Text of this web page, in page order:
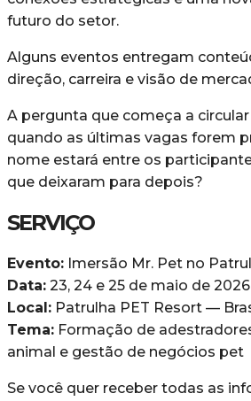
futuro do setor.
Alguns eventos entregam
direção, carreira e visão de
A pergunta que começa a
quando as últimas vagas forem
nome estará entre os
que deixaram para depois?
SERVIÇO
Evento: Imersão Mr. Pet no
Data: 23, 24 e 25 de maio de 2026
Local: Patrulha PET Resort —
Tema: Formação de
animal e gestão de negócios pet
Se você quer receber todas as